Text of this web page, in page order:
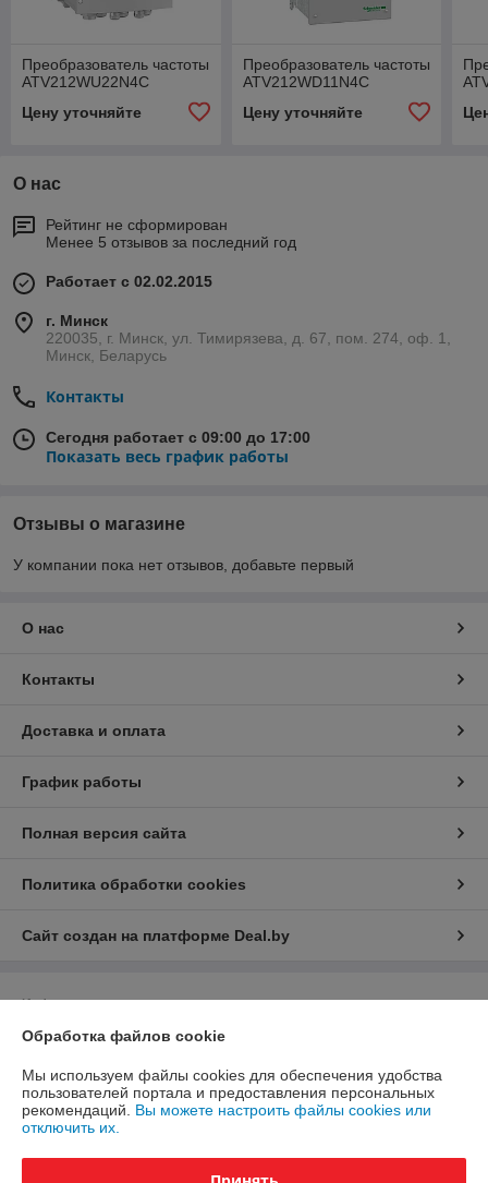
Преобразователь частоты
ATV212WU22N4C
Цену уточняйте
Преобразователь частоты
ATV212WD11N4C
Цену уточняйте
О нас
Рейтинг не сформирован
Менее 5 отзывов за последний год
Работает с 02.02.2015
г. Минск
220035, г. Минск, ул. Тимирязева, д. 67, пом. 274, оф. 1,
Минск, Беларусь
Контакты
Сегодня работает с 09:00 до 17:00
Показать весь график работы
Отзывы о магазине
У компании пока нет отзывов, добавьте первый
О нас
Контакты
Доставка и оплата
График работы
Полная версия сайта
Политика обработки cookies
Сайт создан на платформе Deal.by
Информация для покупателя
Юридическое лицо:Общество с ограниченной ответственностью
220035, г. Минск, ул. Тимирязева, д. 67, пом. 274, оф. 1
Регистрационный номер ЕГР: 192274172
Регистрационный орган: Мингорисполком
Обработка файлов cookie
Мы используем файлы cookies для обеспечения удобства
пользователей портала и предоставления персональных
рекомендаций. Вы можете настроить файлы cookies или
отключить их.